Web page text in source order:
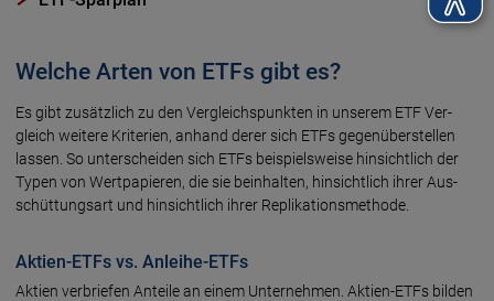
Welche Arten von ETFs gibt es?
Es gibt zusätzlich zu den Vergleichs­punkten in unserem ETF Ver­
gleich weitere Kriterien, anhand derer sich ETFs gegenüber­stellen
lassen. So unter­scheiden sich ETFs bei­spiels­weise hin­sicht­lich der
Typen von Wert­papieren, die sie bein­halten, hin­sicht­lich ihrer Aus­
schüttungs­art und hin­sicht­lich ihrer Replikations­methode.
Aktien-ETFs vs. Anleihe-ETFs
Aktien verbriefen Anteile an einem Unter­nehmen. Aktien-ETFs bilden